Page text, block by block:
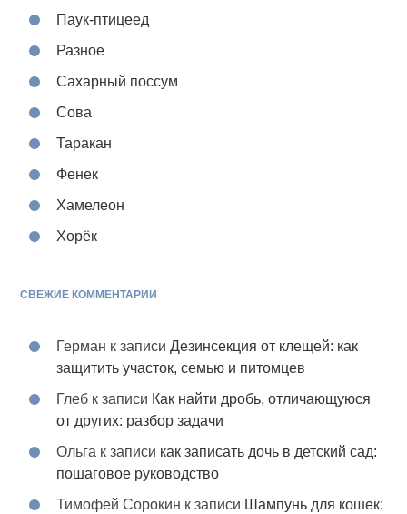
Паук-птицеед
Разное
Сахарный поссум
Сова
Таракан
Фенек
Хамелеон
Хорёк
СВЕЖИЕ КОММЕНТАРИИ
Герман к записиДезинсекция от клещей: как
защитить участок, семью и питомцев
Глеб к записи Как найти дробь, отличающуюся
от других: разбор задачи
Ольга к записи как записать дочь в детский сад:
пошаговое руководство
Тимофей Сорокин к записи Шампунь для кошек: